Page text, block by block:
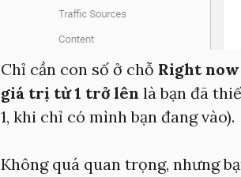
Chỉ cần con số ở chỗ Right now
giá trị từ 1 trở lên là bạn đã
1, khi chỉ có mình bạn đang vào).
Không quá quan trọng, nhưng